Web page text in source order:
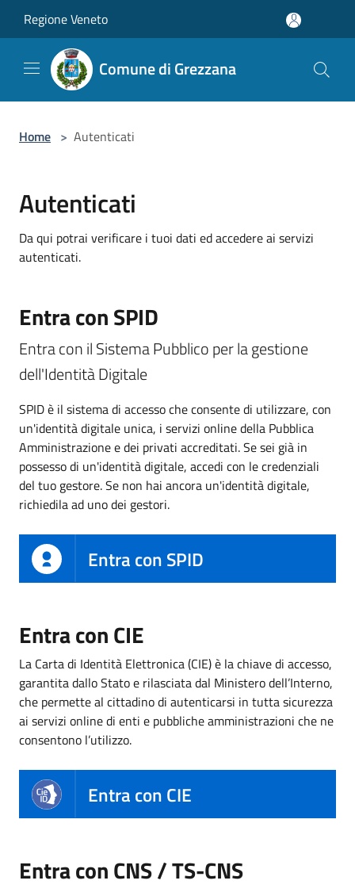
Regione Veneto
Comune di Grezzana
Home > Autenticati
Autenticati
Da qui potrai verificare i tuoi dati ed accedere ai servizi
autenticati.
Entra con SPID
Entra con il Sistema Pubblico per la gestione
dell'Identità Digitale
SPID è il sistema di accesso che consente di utilizzare, con
un'identità digitale unica, i servizi online della Pubblica
Amministrazione e dei privati accreditati. Se sei già in
possesso di un'identità digitale, accedi con le credenziali
del tuo gestore. Se non hai ancora un'identità digitale,
richiedila ad uno dei gestori.
Entra con SPID
Entra con CIE
La Carta di Identità Elettronica (CIE) è la chiave di accesso,
garantita dallo Stato e rilasciata dal Ministero dell’Interno,
che permette al cittadino di autenticarsi in tutta sicurezza
ai servizi online di enti e pubbliche amministrazioni che ne
consentono l’utilizzo.
Entra con CIE
Entra con CNS / TS-CNS